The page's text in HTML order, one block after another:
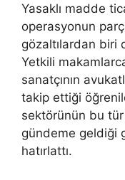
Yasaklı madde
operasyonun
gözaltılardan biri
Yetkili
sanatçının
takip ettiği
sektörünün bu
gündeme geldiği
hatırlattı.